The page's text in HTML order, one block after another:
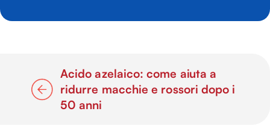
Acido azelaico: come aiuta a
ridurre macchie e rossori dopo i
50 anni